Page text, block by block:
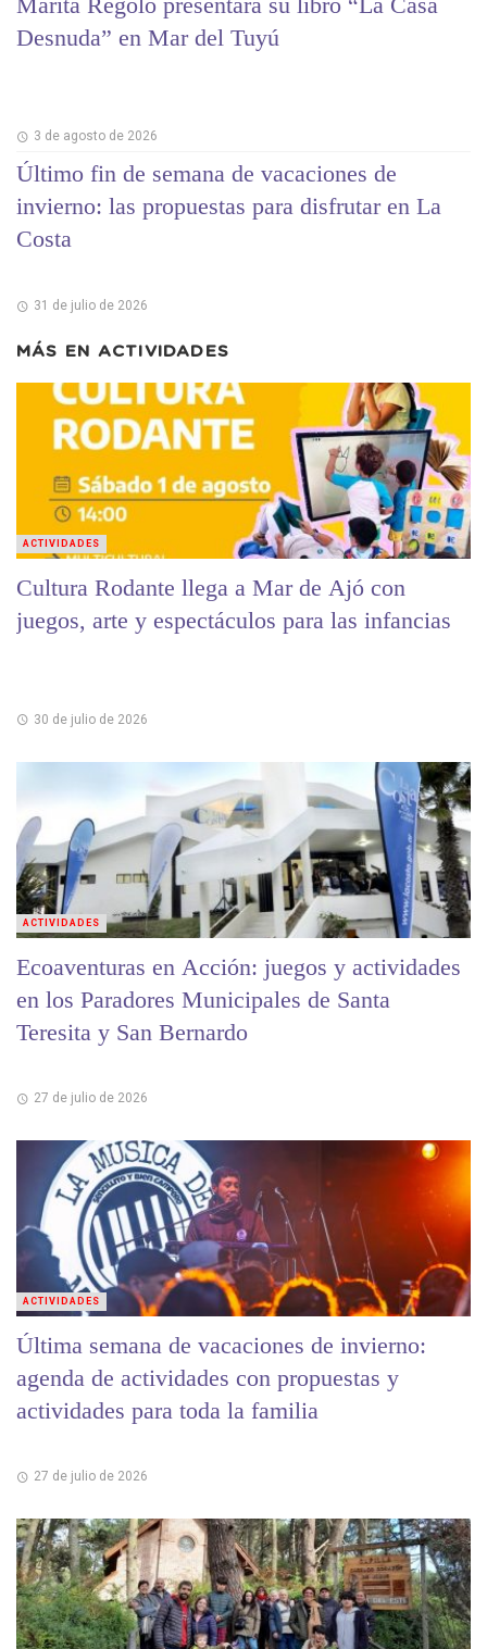
Desnuda” en Mar del Tuyú
3 de agosto de 2026
Último fin de semana de vacaciones de
invierno: las propuestas para disfrutar en La
Costa
31 de julio de 2026
MÁS EN ACTIVIDADES
Cultura Rodante llega a Mar de Ajó con
juegos, arte y espectáculos para las infancias
30 de julio de 2026
ACTIVIDADES
Ecoaventuras en Acción: juegos y actividades
en los Paradores Municipales de Santa
Teresita y San Bernardo
27 de julio de 2026
ACTIVIDADES
Última semana de vacaciones de invierno:
agenda de actividades con propuestas y
actividades para toda la familia
27 de julio de 2026
ACTIVIDADES